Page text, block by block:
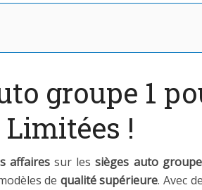
groupe 1
!
affairessur lessièges auto
de qualité supérieure. Avec